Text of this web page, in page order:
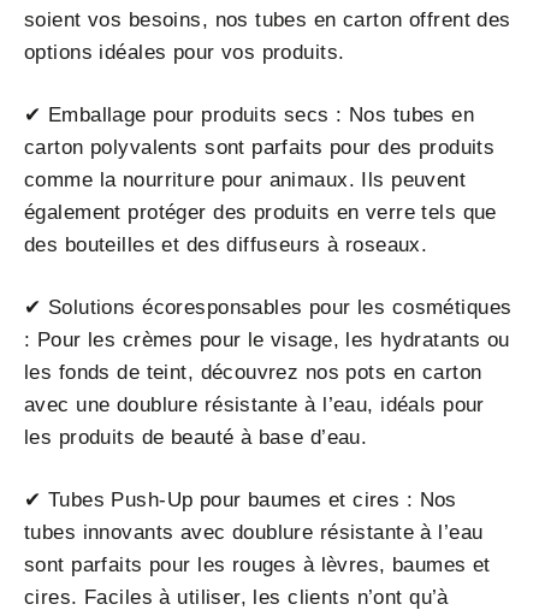
soient vos besoins, nos tubes en carton offrent des
options idéales pour vos produits.
✔ Emballage pour produits secs : Nos tubes en
carton polyvalents sont parfaits pour des produits
comme la nourriture pour animaux. Ils peuvent
également protéger des produits en verre tels que
des bouteilles et des diffuseurs à roseaux.
✔ Solutions écoresponsables pour les cosmétiques
: Pour les crèmes pour le visage, les hydratants ou
les fonds de teint, découvrez nos pots en carton
avec une doublure résistante à l’eau, idéals pour
les produits de beauté à base d’eau.
✔ Tubes Push-Up pour baumes et cires : Nos
tubes innovants avec doublure résistante à l’eau
sont parfaits pour les rouges à lèvres, baumes et
cires. Faciles à utiliser, les clients n’ont qu’à